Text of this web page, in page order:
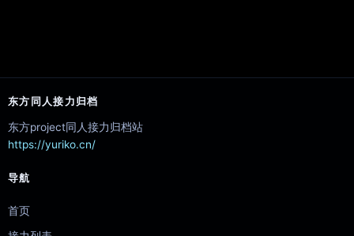
东方同人接力归档
东方project同人接力归档站
https://yuriko.cn/
导航
首页